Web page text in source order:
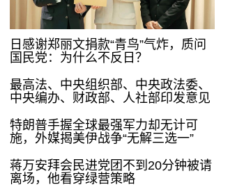
日感谢郑丽文捐款“青鸟”气炸，质问
国民党：为什么不反日？
最高法、中央组织部、中央政法委、
中央编办、财政部、人社部印发意见
特朗普手握全球最强军力却无计可
施，外媒揭美伊战争“无解三选一”
蒋万安拜会民进党团不到20分钟被请
离场，他看穿绿营策略